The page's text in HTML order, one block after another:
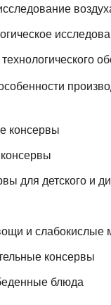
консервы
для детского и
и слабокислые
консервы
блюда